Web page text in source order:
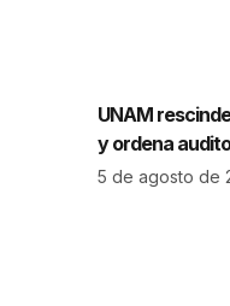
UNAM
y ordena
5 de agosto de